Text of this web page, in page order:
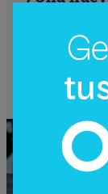
Corpus
4.200